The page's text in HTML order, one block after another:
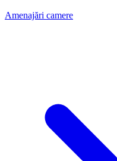
Amenajări camere